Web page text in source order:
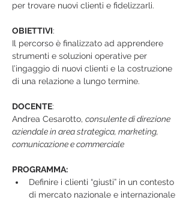
per trovare nuovi clienti e fidelizzarli.
OBIETTIVI:
Il percorso è finalizzato ad apprendere
strumenti e soluzioni operative per
l’ingaggio di nuovi clienti e la costruzione
di una relazione a lungo termine.
DOCENTE:
Andrea Cesarotto, consulente di direzione
aziendale in area strategica, marketing,
comunicazione e commerciale
PROGRAMMA:
Definire i clienti “giusti” in un contesto
di mercato nazionale e internazionale